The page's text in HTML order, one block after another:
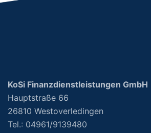
KoSi Finanzdienstleistungen GmbH
Hauptstraße 66
26810 Westoverledingen
Tel.: 04961/9139480